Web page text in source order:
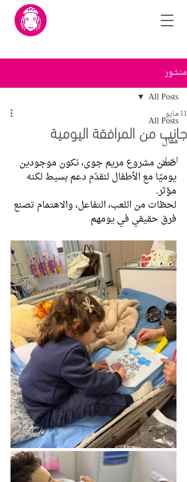
منشور
All Posts
مقال
اخبار
All Posts
جانب من المرافقة اليومية
11 مايو
ضمن مشروع مريم جوي، نكون موجودين
يوميًا مع الأطفال لنقدّم دعم بسيط لكنه
مؤثر.
لحظات من اللعب، التفاعل، والاهتمام تصنع
فرق حقيقي في يومهم